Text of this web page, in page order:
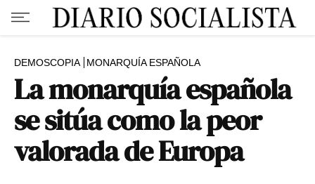
DEMOSCOPIA MONARQUÍA ESPAÑOLA
La monarquía española
se sitúa como la peor
valorada de Europa